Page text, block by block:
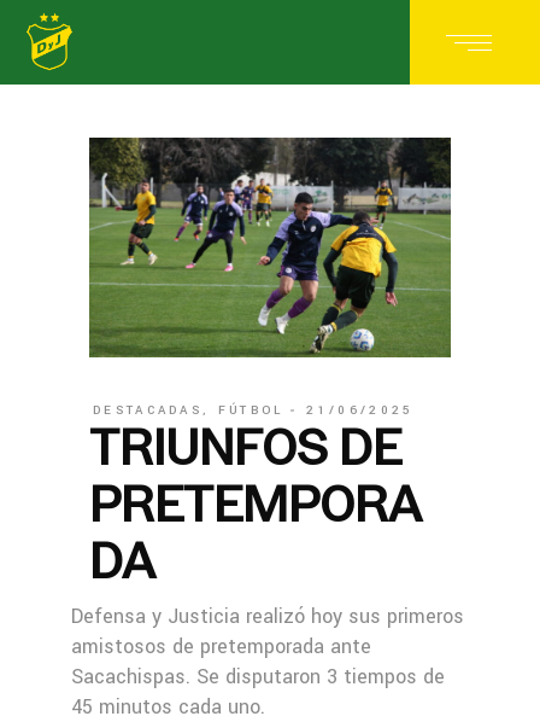
DESTACADAS , FÚTBOL 21/06/2025
TRIUNFOS DE
PRETEMPORA
DA
Defensa y Justicia realizó hoy sus primeros
amistosos de pretemporada ante
Sacachispas. Se disputaron 3 tiempos de
45 minutos cada uno.